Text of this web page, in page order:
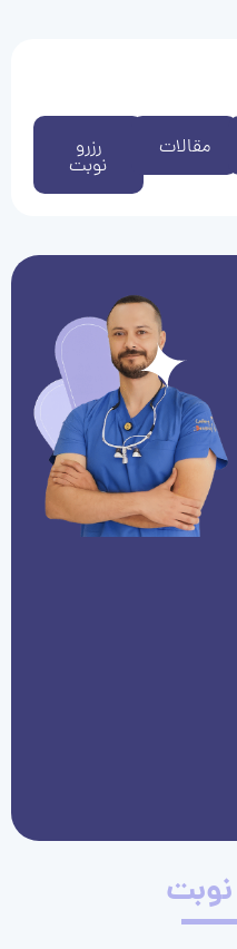
رزرو
نوبت
مقالات
نوبت